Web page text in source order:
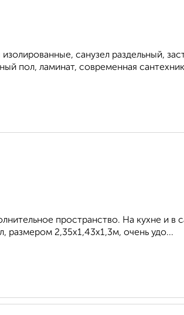
санузел раздельный,
пол, ламинат, современная
пространство. На кухне и в
размером 2,35х1,43х1,3м, очень удо...